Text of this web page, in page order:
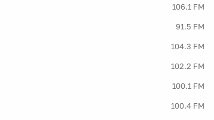
106.1 FM
91.5 FM
104.3 FM
102.2 FM
100.1 FM
100.4 FM